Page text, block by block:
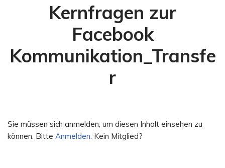
Kernfragen zur
Facebook
Kommunikation_Transfe
r
Sie müssen sich anmelden, um diesen Inhalt einsehen zu
können. Bitte Anmelden. Kein Mitglied?